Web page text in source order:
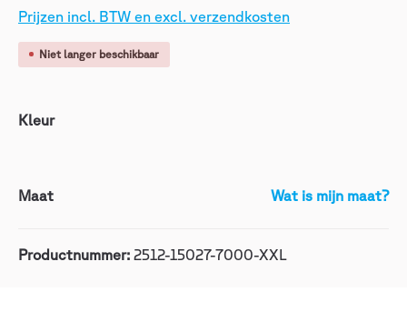
Prijzen incl. BTW en excl. verzendkosten
Niet langer beschikbaar
Kleur
Maat Wat is mijn maat?
Productnummer: 2512-15027-7000-XXL